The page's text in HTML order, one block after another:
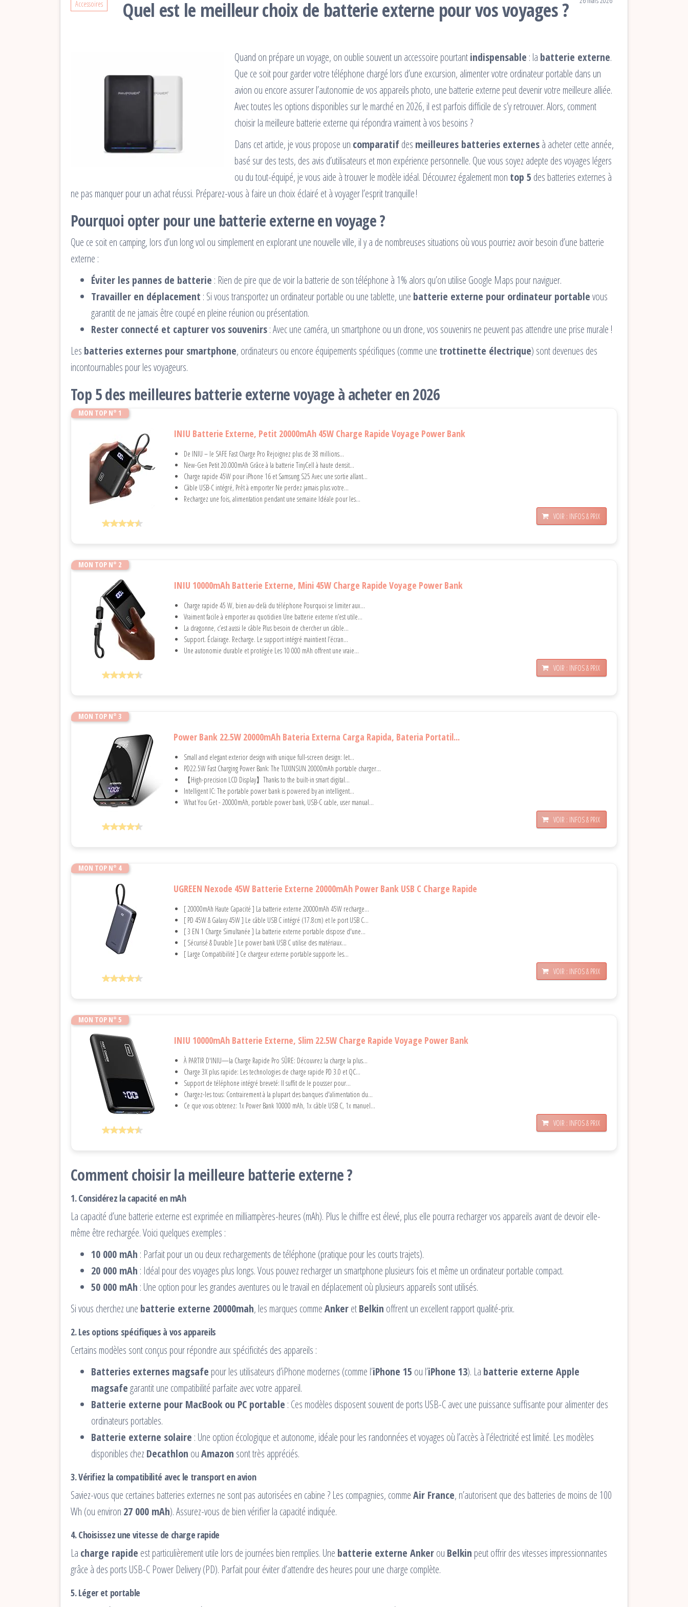
Accessoires Quel est le meilleur choix de batterie externe pour vos voyages ?
Quand on prépare un voyage, on oublie souvent un accessoire pourtantindispensable : la batterie externe.
Que ce soit pour garder votre téléphone chargé lors d’une excursion, alimenter votre ordinateur portable dans un
avion ou encore assurer l’autonomie de vos appareils photo, une batterie externe peut devenir votre meilleure alliée.
Avec toutes les options disponibles sur le marché en 2026, il est parfois difficile de s’y retrouver. Alors, comment
choisir la meilleure batterie externe qui répondra vraiment à vos besoins ?
Dans cet article, je vous propose un comparatifdes meilleures batteries externesà acheter cette année,
basé sur des tests, des avis d’utilisateurs et mon expérience personnelle. Que vous soyez adepte des voyages légers
ou du tout-équipé, je vous aide à trouver le modèle idéal. Découvrez également mon top 5 des batteries externes à
ne pas manquer pour un achat réussi. Préparez-vous à faire un choix éclairé et à voyager l’esprit tranquille !
Pourquoi opter pour une batterie externe en voyage ?
Que ce soit en camping, lors d’un long vol ou simplement en explorant une nouvelle ville, il y a de nombreuses situations où vous pourriez avoir besoin d’une batterie
externe :
Éviter les pannes de batterie : Rien de pire que de voir la batterie de son téléphone à 1% alors qu’on utilise Google Maps pour naviguer.
Travailler en déplacement : Si vous transportez un ordinateur portable ou une tablette, une batterie externe pour ordinateur portablevous
garantit de ne jamais être coupé en pleine réunion ou présentation.
Rester connecté et capturer vos souvenirs: Avec une caméra, un smartphone ou un drone, vos souvenirs ne peuvent pas attendre une prise murale !
Les batteries externes pour smartphone, ordinateurs ou encore équipements spécifiques (comme une trottinette électrique) sont devenues des
incontournables pour les voyageurs.
Top 5 des meilleures batterie externe voyage à acheter en 2026
MON TOP N° 1
INIU Batterie Externe, Petit 20000mAh 45W Charge Rapide Voyage Power Bank
De INIU – le SAFE Fast Charge Pro Rejoignez plus de 38 millions...
New-Gen Petit 20.000mAh Grâce à la batterie TinyCell à haute densit...
Charge rapide 45W pour iPhone 16 et Samsung S25 Avec une sortie allant...
Câble USB-C intégré, Prêt à emporter Ne perdez jamais plus votre...
Rechargez une fois, alimentation pendant une semaine Idéale pour les...
VOIR : INFOS & PRIX
MON TOP N° 2
INIU 10000mAh Batterie Externe, Mini 45W Charge Rapide Voyage Power Bank
Charge rapide 45 W, bien au-delà du téléphone Pourquoi se limiter aux...
Vraiment facile à emporter au quotidien Une batterie externe n’est utile...
La dragonne, c’est aussi le câble Plus besoin de chercher un câble...
Support. Éclairage. Recharge. Le support intégré maintient l’écran...
Une autonomie durable et protégée Les 10 000 mAh offrent une vraie...
VOIR : INFOS & PRIX
MON TOP N° 3
Power Bank 22.5W 20000mAh Bateria Externa Carga Rapida, Bateria Portatil...
Small and elegant exterior design with unique full-screen design: let...
PD22.5W Fast Charging Power Bank: The TUXINSUN 20000mAh portable charger...
【High-precision LCD Display】Thanks to the built-in smart digital...
Intelligent IC: The portable power bank is powered by an intelligent...
What You Get - 20000mAh, portable power bank, USB-C cable, user manual...
VOIR : INFOS & PRIX
MON TOP N° 4
UGREEN Nexode 45W Batterie Externe 20000mAh Power Bank USB C Charge Rapide
[ 20000mAh Haute Capacité ] La batterie externe 20000mAh 45W recharge...
[ PD 45W & Galaxy 45W ] Le câble USB C intégré (17.8cm) et le port USB C...
[ 3 EN 1 Charge Simultanée ] La batterie externe portable dispose d'une...
[ Sécurisé & Durable ] Le power bank USB C utilise des matériaux...
[ Large Compatibilité ] Ce chargeur externe portable supporte les...
VOIR : INFOS & PRIX
MON TOP N° 5
INIU 10000mAh Batterie Externe, Slim 22.5W Charge Rapide Voyage Power Bank
À PARTIR D'INIU—la Charge Rapide Pro SÛRE: Découvrez la charge la plus...
Charge 3X plus rapide: Les technologies de charge rapide PD 3.0 et QC...
Support de téléphone intégré breveté: Il suffit de le pousser pour...
Chargez-les tous: Contrairement à la plupart des banques d'alimentation du...
Ce que vous obtenez: 1x Power Bank 10000 mAh, 1x câble USB C, 1x manuel...
VOIR : INFOS & PRIX
Comment choisir la meilleure batterie externe ?
1. Considérez la capacité en mAh
La capacité d’une batterie externe est exprimée en milliampères-heures (mAh). Plus le chiffre est élevé, plus elle pourra recharger vos appareils avant de devoir elle-
même être rechargée. Voici quelques exemples :
10 000 mAh : Parfait pour un ou deux rechargements de téléphone (pratique pour les courts trajets).
20 000 mAh : Idéal pour des voyages plus longs. Vous pouvez recharger un smartphone plusieurs fois et même un ordinateur portable compact.
50 000 mAh : Une option pour les grandes aventures ou le travail en déplacement où plusieurs appareils sont utilisés.
Si vous cherchez une batterie externe 20000mah, les marques commeAnkeretBelkin offrent un excellent rapport qualité-prix.
2. Les options spécifiques à vos appareils
Certains modèles sont conçus pour répondre aux spécificités des appareils :
Batteries externes magsafe pour les utilisateurs d’iPhone modernes (comme l’iPhone 15 ou l’iPhone 13). La batterie externe Apple
magsafe garantit une compatibilité parfaite avec votre appareil.
Batterie externe pour MacBook ou PC portable : Ces modèles disposent souvent de ports USB-C avec une puissance suffisante pour alimenter des
ordinateurs portables.
Batterie externe solaire : Une option écologique et autonome, idéale pour les randonnées et voyages où l’accès à l’électricité est limité. Les modèles
disponibles chez Decathlon ouAmazon sont très appréciés.
3. Vérifiez la compatibilité avec le transport en avion
Saviez-vous que certaines batteries externes ne sont pas autorisées en cabine ? Les compagnies, commeAir France, n’autorisent que des batteries de moins de 100
Wh (ou environ 27 000 mAh). Assurez-vous de bien vérifier la capacité indiquée.
4. Choisissez une vitesse de charge rapide
La charge rapide est particulièrement utile lors de journées bien remplies. Une batterie externe Ankerou Belkin peut offrir des vitesses impressionnantes
grâce à des ports USB-C Power Delivery (PD). Parfait pour éviter d’attendre des heures pour une charge complète.
5. Léger et portable